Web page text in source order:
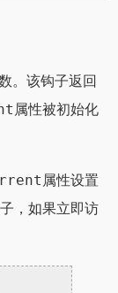
。该钩子返回
属性被初始化
属性设置
，如果立即访